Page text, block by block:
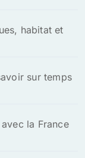
habitat et
sur temps
la France